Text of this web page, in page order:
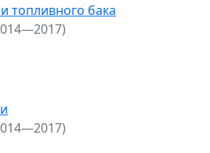
топливного бака